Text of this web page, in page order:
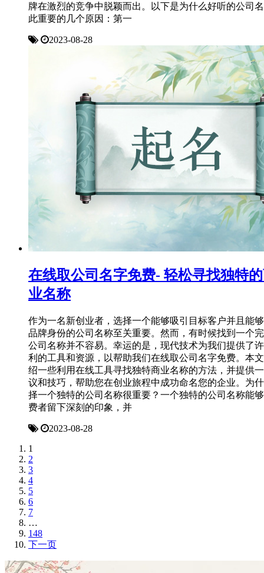
牌在激烈的竞争中脱颖而出。以下是为什么好听的公司
此重要的几个原因：第一
2023-08-28
在线取公司名字免费- 轻松寻找独特
业名称
作为一名新创业者，选择一个能够吸引目标客户并且能
品牌身份的公司名称至关重要。然而，有时候找到一个
公司名称并不容易。幸运的是，现代技术为我们提供了
利的工具和资源，以帮助我们在线取公司名字免费。本
绍一些利用在线工具寻找独特商业名称的方法，并提供
议和技巧，帮助您在创业旅程中成功命名您的企业。为
择一个独特的公司名称很重要？一个独特的公司名称能
费者留下深刻的印象，并
2023-08-28
1
2
3
4
5
6
7
…
148
下一页